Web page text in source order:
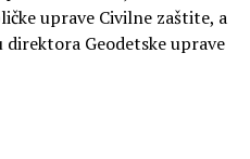
uprave Civilne zaštite, a
Geodetske uprave